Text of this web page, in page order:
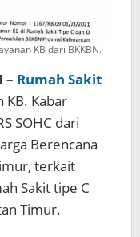
KB dari BKKBN.
– Rumah Sakit
KB. Kabar
SOHC dari
Berencana
terkait
Sakit tipe C
Timur.